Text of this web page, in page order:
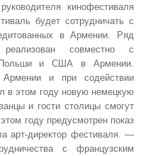
кинофестиваля
будет сотрудничать с
в Армении. Ряд
совместно с
Польши и США в Армении.
и при содействии
в этом году новую немецкую
и гости столицы смогут
году предусмотрен показ
арт-директор фестиваля. —
с французским